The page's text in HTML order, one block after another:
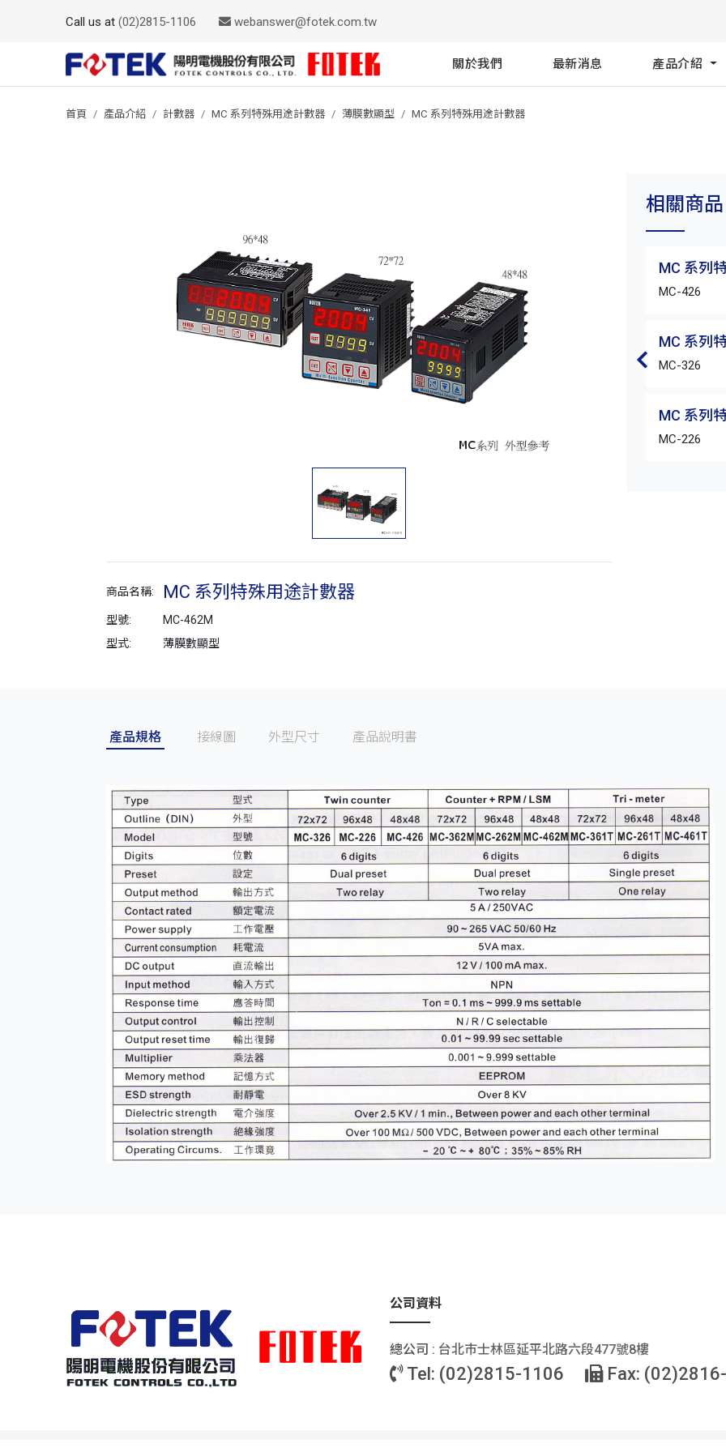
Call us at (02)2815-1106 webanswer@fotek.com.tw
關於我們 最新消息 產品介紹
首頁 產品介紹 計數器 MC 系列特殊用途計數器 薄膜數顯型 MC 系列特殊用途計數器
商品名稱: MC 系列特殊用途計數器
型號:
MC-462M
型式:
薄膜數顯型
相關商品
MC 系列
MC-426
MC 系列
MC-326
MC 系列
MC-226
產品規格 接線圖 外型尺寸 產品說明書
公司資料
總公司 : 台北巿士林區延平北路六段477號8樓
Tel: (02)2815-1106 Fax: